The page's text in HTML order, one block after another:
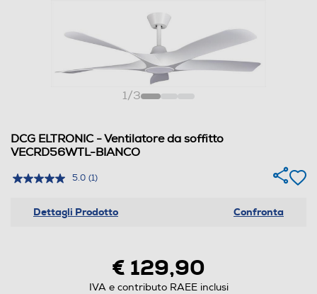
1/3
DCG ELTRONIC - Ventilatore da soffitto
VECRD56WTL-BIANCO
5.0 (1)
Dettagli Prodotto Confronta
€ 129,90
IVA e contributo RAEE inclusi